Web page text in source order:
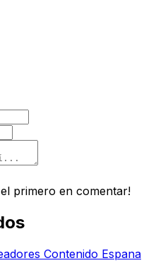
primero en comentar!
Contenido Espana